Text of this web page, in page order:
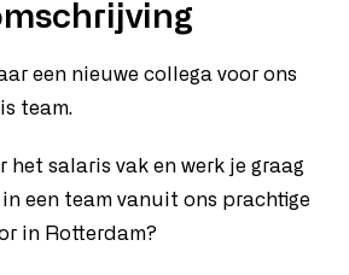
een nieuwe collega voor ons
team.
het salaris vak en werk je graag
een team vanuit ons prachtige
in Rotterdam?